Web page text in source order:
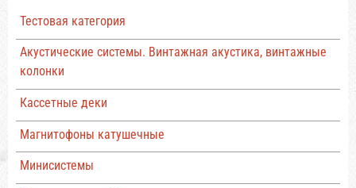
Тестовая категория
Акустические системы. Винтажная акустика, винтажные
колонки
Кассетные деки
Магнитофоны катушечные
Минисистемы